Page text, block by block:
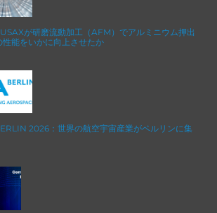
が研磨流動加工（AFM）でアルミニウム押出
性能をいかに向上させたか
2026：世界の航空宇宙産業がベルリンに集